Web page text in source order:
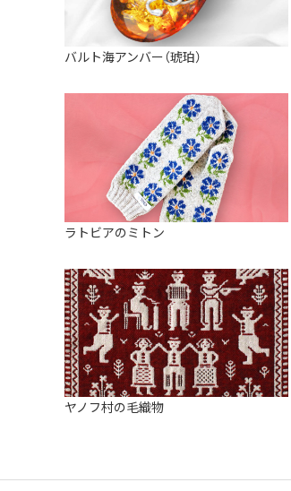
すべて見る
バルト海アンバー（琥珀）
ラトビアのミトン
ヤノフ村の毛織物